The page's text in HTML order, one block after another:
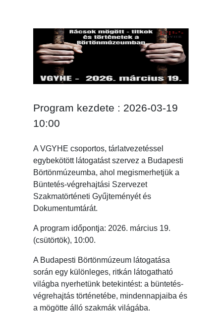
Program kezdete : 2026-03-19
10:00
A VGYHE csoportos, tárlatvezetéssel
egybekötött látogatást szervez a Budapesti
Börtönmúzeumba, ahol megismerhetjük a
Büntetés-végrehajtási Szervezet
Szakmatörténeti Gyűjteményét és
Dokumentumtárát.
A program időpontja: 2026. március 19.
(csütörtök), 10:00.
A Budapesti Börtönmúzeum látogatása
során egy különleges, ritkán látogatható
világba nyerhetünk betekintést: a büntetés-
végrehajtás történetébe, mindennapjaiba és
a mögötte álló szakmák világába.